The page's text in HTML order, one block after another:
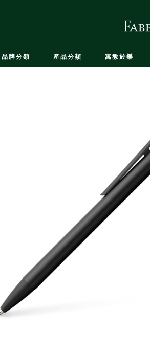
品牌分類 產品分類 寓教於樂